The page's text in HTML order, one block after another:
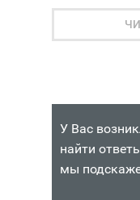
У Вас
найти
мы